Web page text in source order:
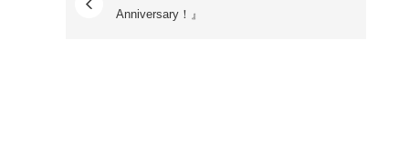
Anniversary！』